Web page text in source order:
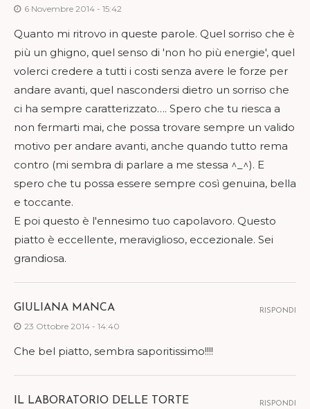
6 Novembre 2014 - 15:42
Quanto mi ritrovo in queste parole. Quel sorriso che è
più un ghigno, quel senso di 'non ho più energie', quel
volerci credere a tutti i costi senza avere le forze per
andare avanti, quel nascondersi dietro un sorriso che
ci ha sempre caratterizzato…. Spero che tu riesca a
non fermarti mai, che possa trovare sempre un valido
motivo per andare avanti, anche quando tutto rema
contro (mi sembra di parlare a me stessa ^_^). E
spero che tu possa essere sempre così genuina, bella
e toccante.
E poi questo è l'ennesimo tuo capolavoro. Questo
piatto è eccellente, meraviglioso, eccezionale. Sei
grandiosa.
GIULIANA MANCA
23 Ottobre 2014 - 14:40
Che bel piatto, sembra saporitissimo!!!!
RISPONDI
IL LABORATORIO DELLE TORTE RISPONDI